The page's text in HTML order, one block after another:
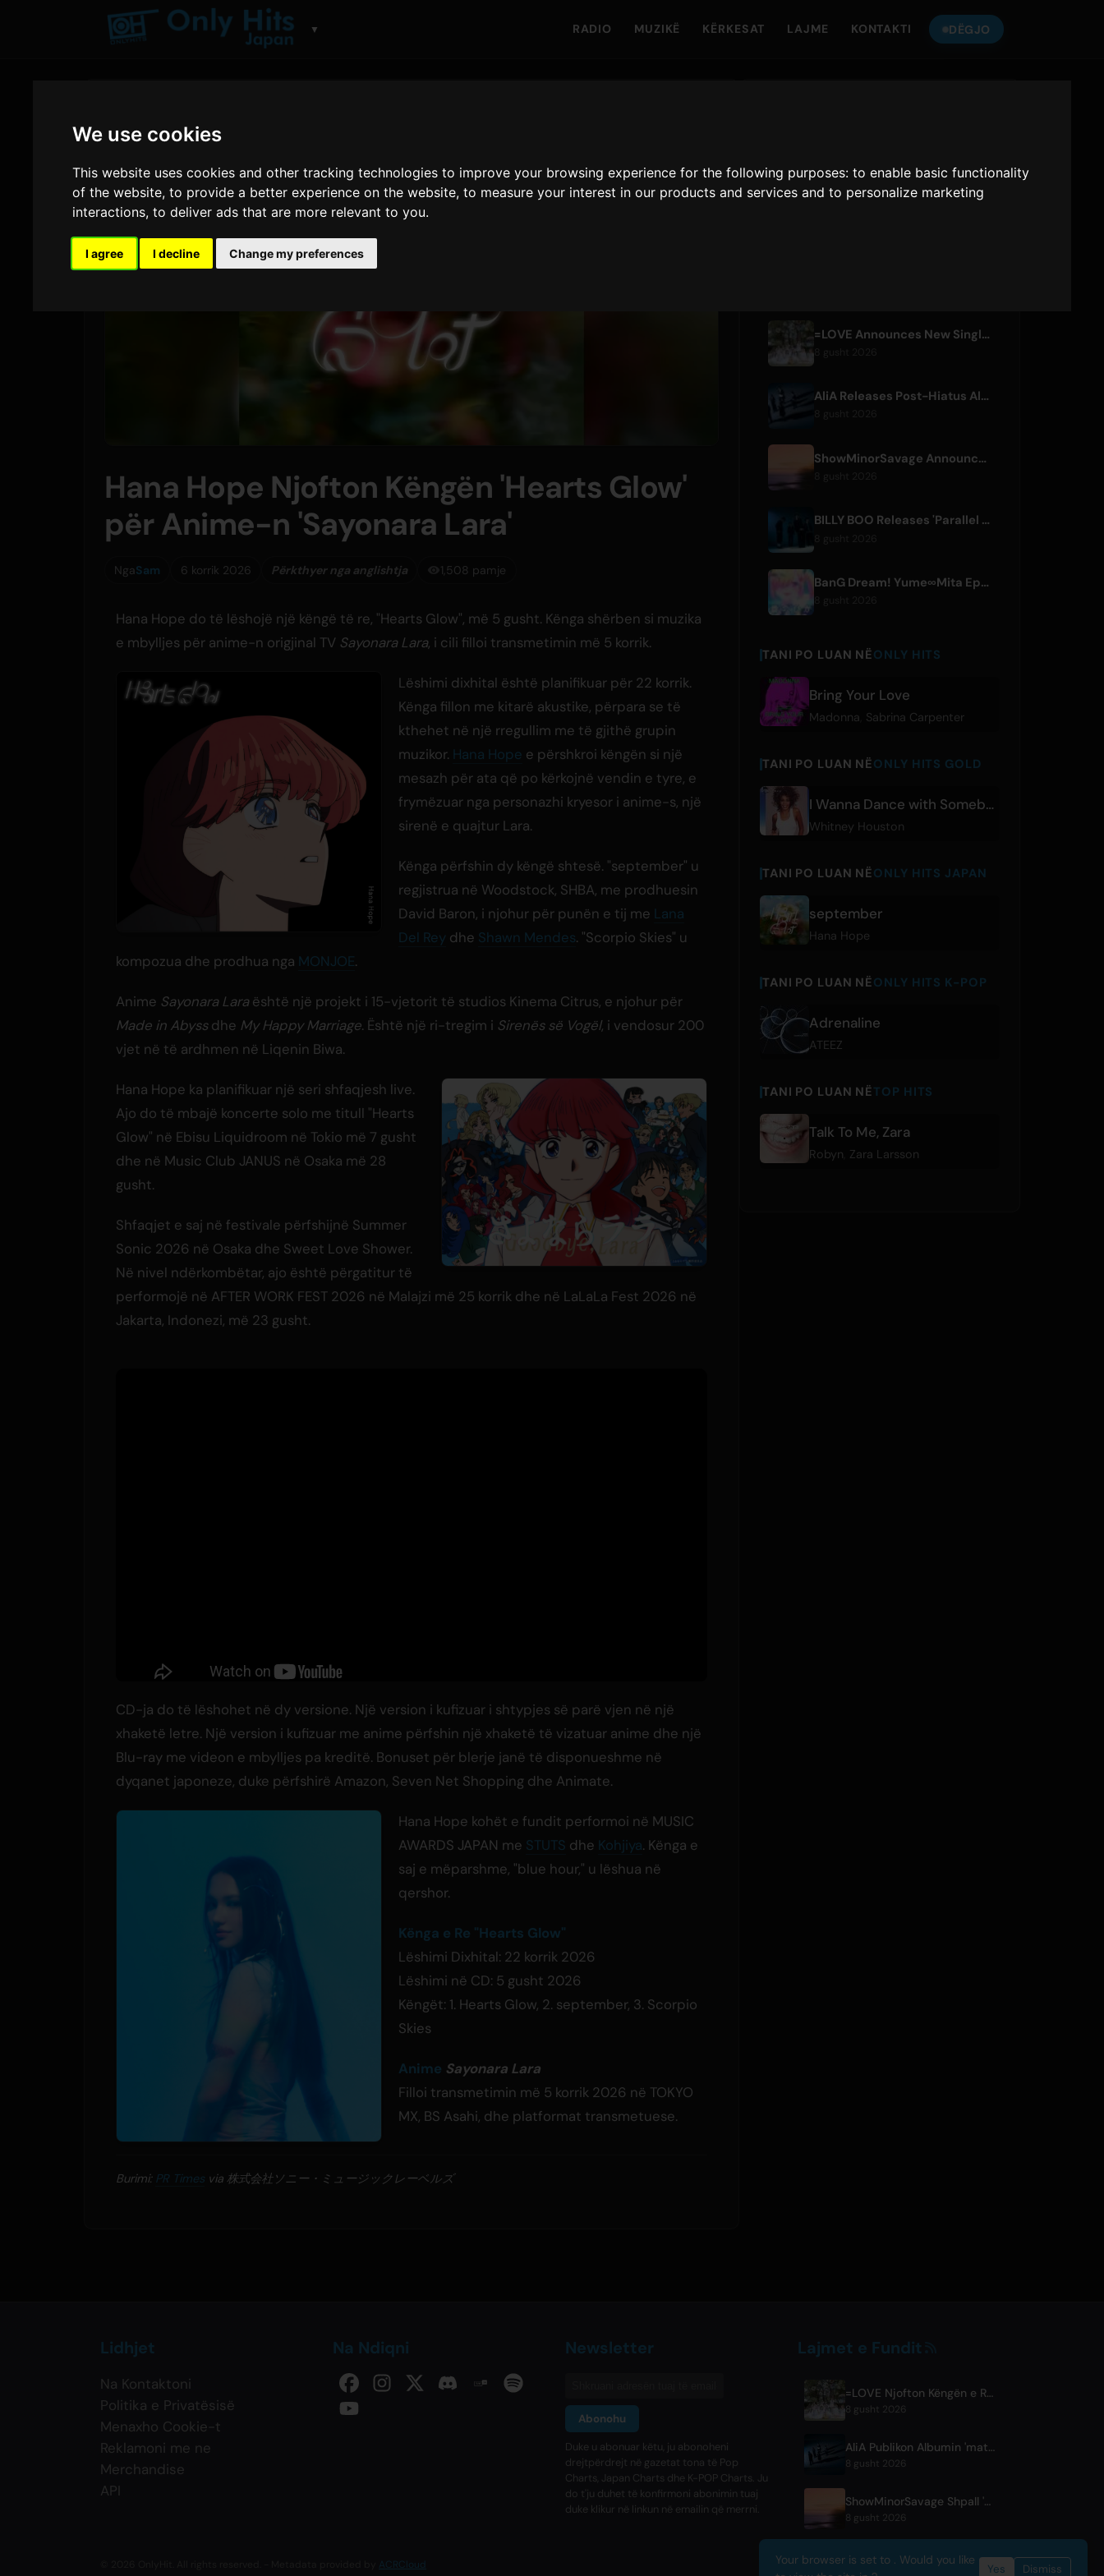
We use cookies
This website uses cookies and other tracking technologies to improve your browsing experience for the following purposes:to enable basic functionality
of the website,to provide a better experience on the website,to measure your interest in our products and services and to personalize marketing
interactions,to deliver ads that are more relevant to you.
I agree I decline Change my preferences
▼ RADIO MUZIKË KËRKESAT LAJME KONTAKTI DËGJO
Hana Hope Njofton Këngën 'Hearts Glow'
për Anime-n 'Sayonara Lara'
NgaSam 6 korrik 2026 Përkthyer nga anglishtja 1,508 pamje
Hana Hope do të lëshojë një këngë të re, "Hearts Glow", më 5 gusht. Kënga shërben si muzika
e mbylljes për anime-n origjinal TV Sayonara Lara, i cili filloi transmetimin më 5 korrik.
Lëshimi dixhital është planifikuar për 22 korrik.
Kënga fillon me kitarë akustike, përpara se të
kthehet në një rregullim me të gjithë grupin
muzikor. Hana Hope e përshkroi këngën si një
mesazh për ata që po kërkojnë vendin e tyre, e
frymëzuar nga personazhi kryesor i anime-s, një
sirenë e quajtur Lara.
Kënga përfshin dy këngë shtesë. "september" u
regjistrua në Woodstock, SHBA, me prodhuesin
David Baron, i njohur për punën e tij me Lana
Del Rey dhe Shawn Mendes. "Scorpio Skies" u
kompozua dhe prodhua nga MONJOE.
Anime Sayonara Lara është një projekt i 15-vjetorit të studios Kinema Citrus, e njohur për
Made in Abyssdhe My Happy Marriage. Është një ri-tregim i Sirenës së Vogël, i vendosur 200
vjet në të ardhmen në Liqenin Biwa.
Hana Hope ka planifikuar një seri shfaqjesh live.
Ajo do të mbajë koncerte solo me titull "Hearts
Glow" në Ebisu Liquidroom në Tokio më 7 gusht
dhe në Music Club JANUS në Osaka më 28
gusht.
Shfaqjet e saj në festivale përfshijnë Summer
Sonic 2026 në Osaka dhe Sweet Love Shower.
Në nivel ndërkombëtar, ajo është përgatitur të
performojë në AFTER WORK FEST 2026 në Malajzi më 25 korrik dhe në LaLaLa Fest 2026 në
Jakarta, Indonezi, më 23 gusht.
CD-ja do të lëshohet në dy versione. Një version i kufizuar i shtypjes së parë vjen në një
xhaketë letre. Një version i kufizuar me anime përfshin një xhaketë të vizatuar anime dhe një
Blu-ray me videon e mbylljes pa kreditë. Bonuset për blerje janë të disponueshme në
dyqanet japoneze, duke përfshirë Amazon, Seven Net Shopping dhe Animate.
Hana Hope kohët e fundit performoi në MUSIC
AWARDS JAPAN me STUTS dhe Kohjiya. Kënga e
saj e mëparshme, "blue hour," u lëshua në
qershor.
Kënga e Re "Hearts Glow"
Lëshimi Dixhital: 22 korrik 2026
Lëshimi në CD: 5 gusht 2026
Këngët: 1. Hearts Glow, 2. september, 3. Scorpio
Skies
Anime Sayonara Lara
Filloi transmetimin më 5 korrik 2026 në TOKYO
MX, BS Asahi, dhe platformat transmetuese.
Burimi: PR Times via 株式会社ソニー・ミュージックレーベルズ
Only Hits Japan
=LOVE Announces New Single 'Koi, Hajimemashita.' and Tokyo Dome Concerts
8 gusht 2026
AliA Releases Post-Hiatus Album 'mate', Announces Tokyo Live
ShowMinorSavage Announces New Digital Single 'Gradation'
BILLY BOO Releases 'Parallel Night-EP' Featuring TV Drama Theme Song
BanG Dream! Yume∞Mita Episode 8 Live Clip Released
TANI PO LUAN NËONLY HITS
Bring Your Love
Madonna Sabrina Carpenter
TANI PO LUAN NËONLY HITS GOLD
I Wanna Dance with Somebody (Who Loves Me)
Whitney Houston
TANI PO LUAN NËONLY HITS JAPAN
september
Hana Hope
TANI PO LUAN NËONLY HITS K-POP
Adrenaline
ATEEZ
TANI PO LUAN NËTOP HITS
Talk To Me, Zara
Robyn Zara Larsson
Lidhjet
Na Kontaktoni
Politika e Privatësisë
Menaxho Cookie-t
Reklamoni me ne
Merchandise
API
Na Ndiqni Newsletter
Abonohu
Duke u abonuar këtu, ju abonoheni
drejtpërdrejt në gazetat tona të Pop
Charts, Japan Charts dhe K-POP Charts. Ju
do t'ju duhet të konfirmoni abonimin tuaj
duke klikur në linkun në emailin që merrni.
Lajmet e Fundit
=LOVE Njofton Këngën e Re 'Koi, Hajimemashita.' dhe Koncerte në Tokyo Dome
8 gusht 2026
AliA Publikon Albumin 'mate' Pas Pushimit, Shpall Live në Tokio
8 gusht 2026
ShowMinorSavage Shpall 'Gradation', Një Sinxël të Ri Digjital
8 gusht 2026
ACRCloud
Your browser is set to . Would you like
Yes Dismiss